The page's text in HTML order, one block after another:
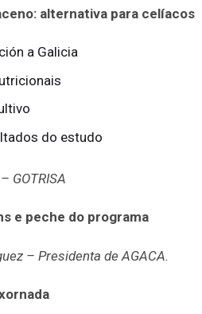
alternativa para celíacos
a Galicia
do estudo
GOTRISA
e peche do programa
– Presidenta de AGACA.